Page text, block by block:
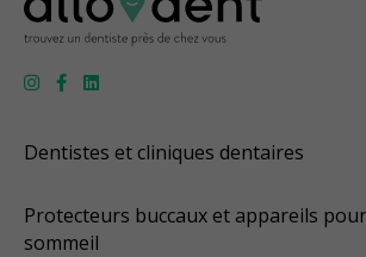
Dentistes et cliniques dentaires
Protecteurs buccaux et appareils
sommeil